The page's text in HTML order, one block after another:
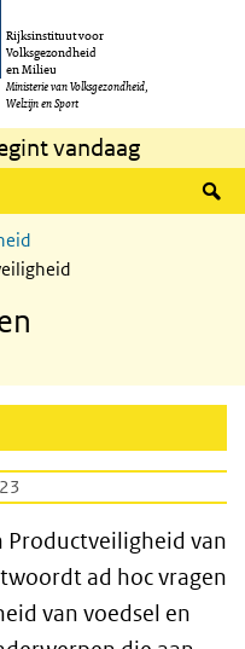
Rijksinstituut voor
Volksgezondheid
en Milieu
Ministerie van Volksgezondheid,
Welzijn en Sport
vandaag
Productveiligheid van
ad hoc vragen
van voedsel en